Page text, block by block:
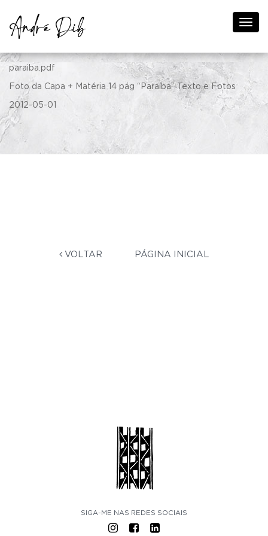
Revista A&A Edição 169
paraiba.pdf
Foto da Capa + Matéria 14 pág “Paraíba” Texto e Fotos
2012-05-01
VOLTAR PÁGINA INICIAL
SIGA-ME NAS REDES SOCIAIS